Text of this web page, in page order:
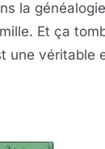
la
Et ça
une véritable